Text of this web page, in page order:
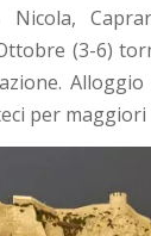
Nicola,
(3-6)
per